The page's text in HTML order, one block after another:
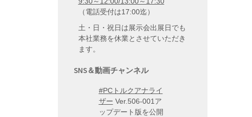
（電話受付は17:00迄）
土・日・祝日は展示会出展日でも
本社業務を休業とさせていただき
ます。
SNS＆動画チャンネル
#PCトルクアナライ
ザー Ver.506-001ア
ップデート版を公開